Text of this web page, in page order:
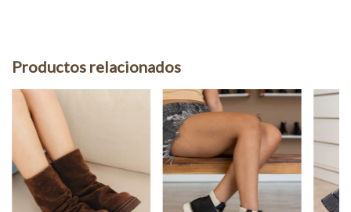
Productos relacionados